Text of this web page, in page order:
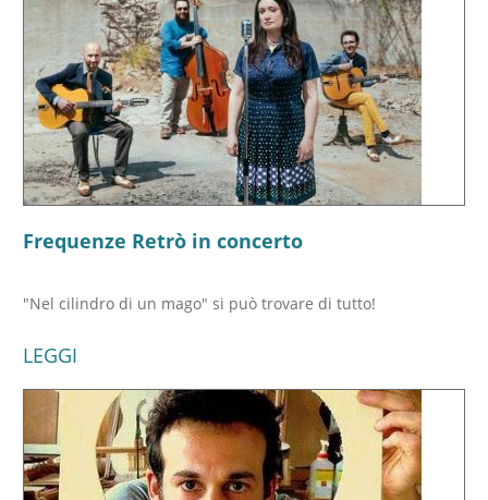
Frequenze Retrò in concerto
"Nel cilindro di un mago" si può trovare di tutto!
LEGGI